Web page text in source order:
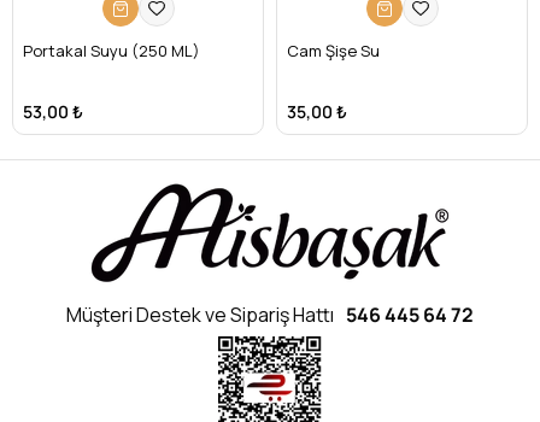
Portakal Suyu (250 ML)
53,00 ₺
Cam Şişe Su
35,00 ₺
Müşteri Destek ve Sipariş Hattı 546 445 64 72